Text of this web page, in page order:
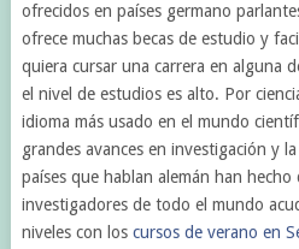
ofrecidos en países germano
ofrece muchas becas de estudio y
quiera cursar una carrera en alguna
el nivel de estudios es alto. Por
idioma más usado en el mundo
grandes avances en investigación y
países que hablan alemán han
investigadores de todo el mundo
niveles con los cursos de verano en